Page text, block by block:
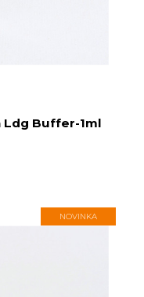
Ldg Buffer-1ml
NOVINKA